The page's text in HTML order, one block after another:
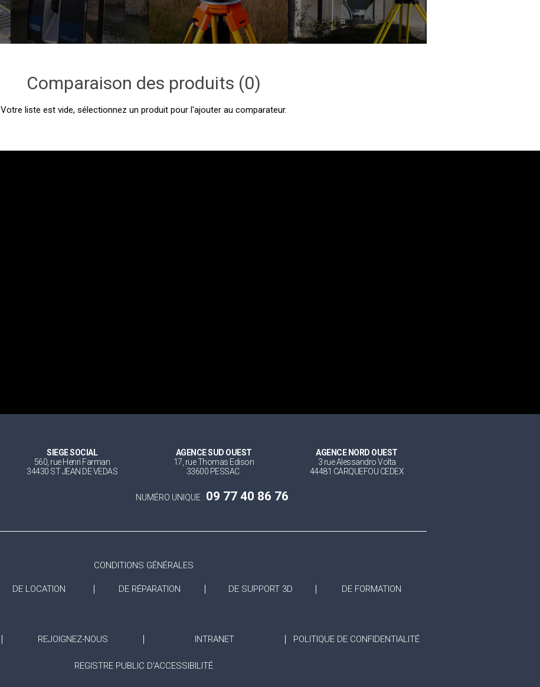
Comparaison des produits (0)
Votre liste est vide, sélectionnez un produit pour l'ajouter au comparateur.
SIEGE SOCIAL
560, rue Henri Farman
34430 ST JEAN DE VEDAS
AGENCE SUD OUEST
17, rue Thomas Edison
33600 PESSAC
AGENCE NORD OUEST
3 rue Alessandro Volta
44481 CARQUEFOU CEDEX
NUMÉRO UNIQUE : 09 77 40 86 76
CONDITIONS GÉNÉRALES
DE LOCATION DE RÉPARATION DE SUPPORT 3D DE FORMATION
REJOIGNEZ-NOUS INTRANET POLITIQUE DE CONFIDENTIALITÉ
REGISTRE PUBLIC D'ACCESSIBILITÉ